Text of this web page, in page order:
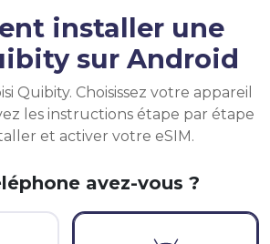
installer une
sur Android
Quibity. Choisissez votre appareil
les instructions étape par étape
et activer votre eSIM.
avez-vous ?